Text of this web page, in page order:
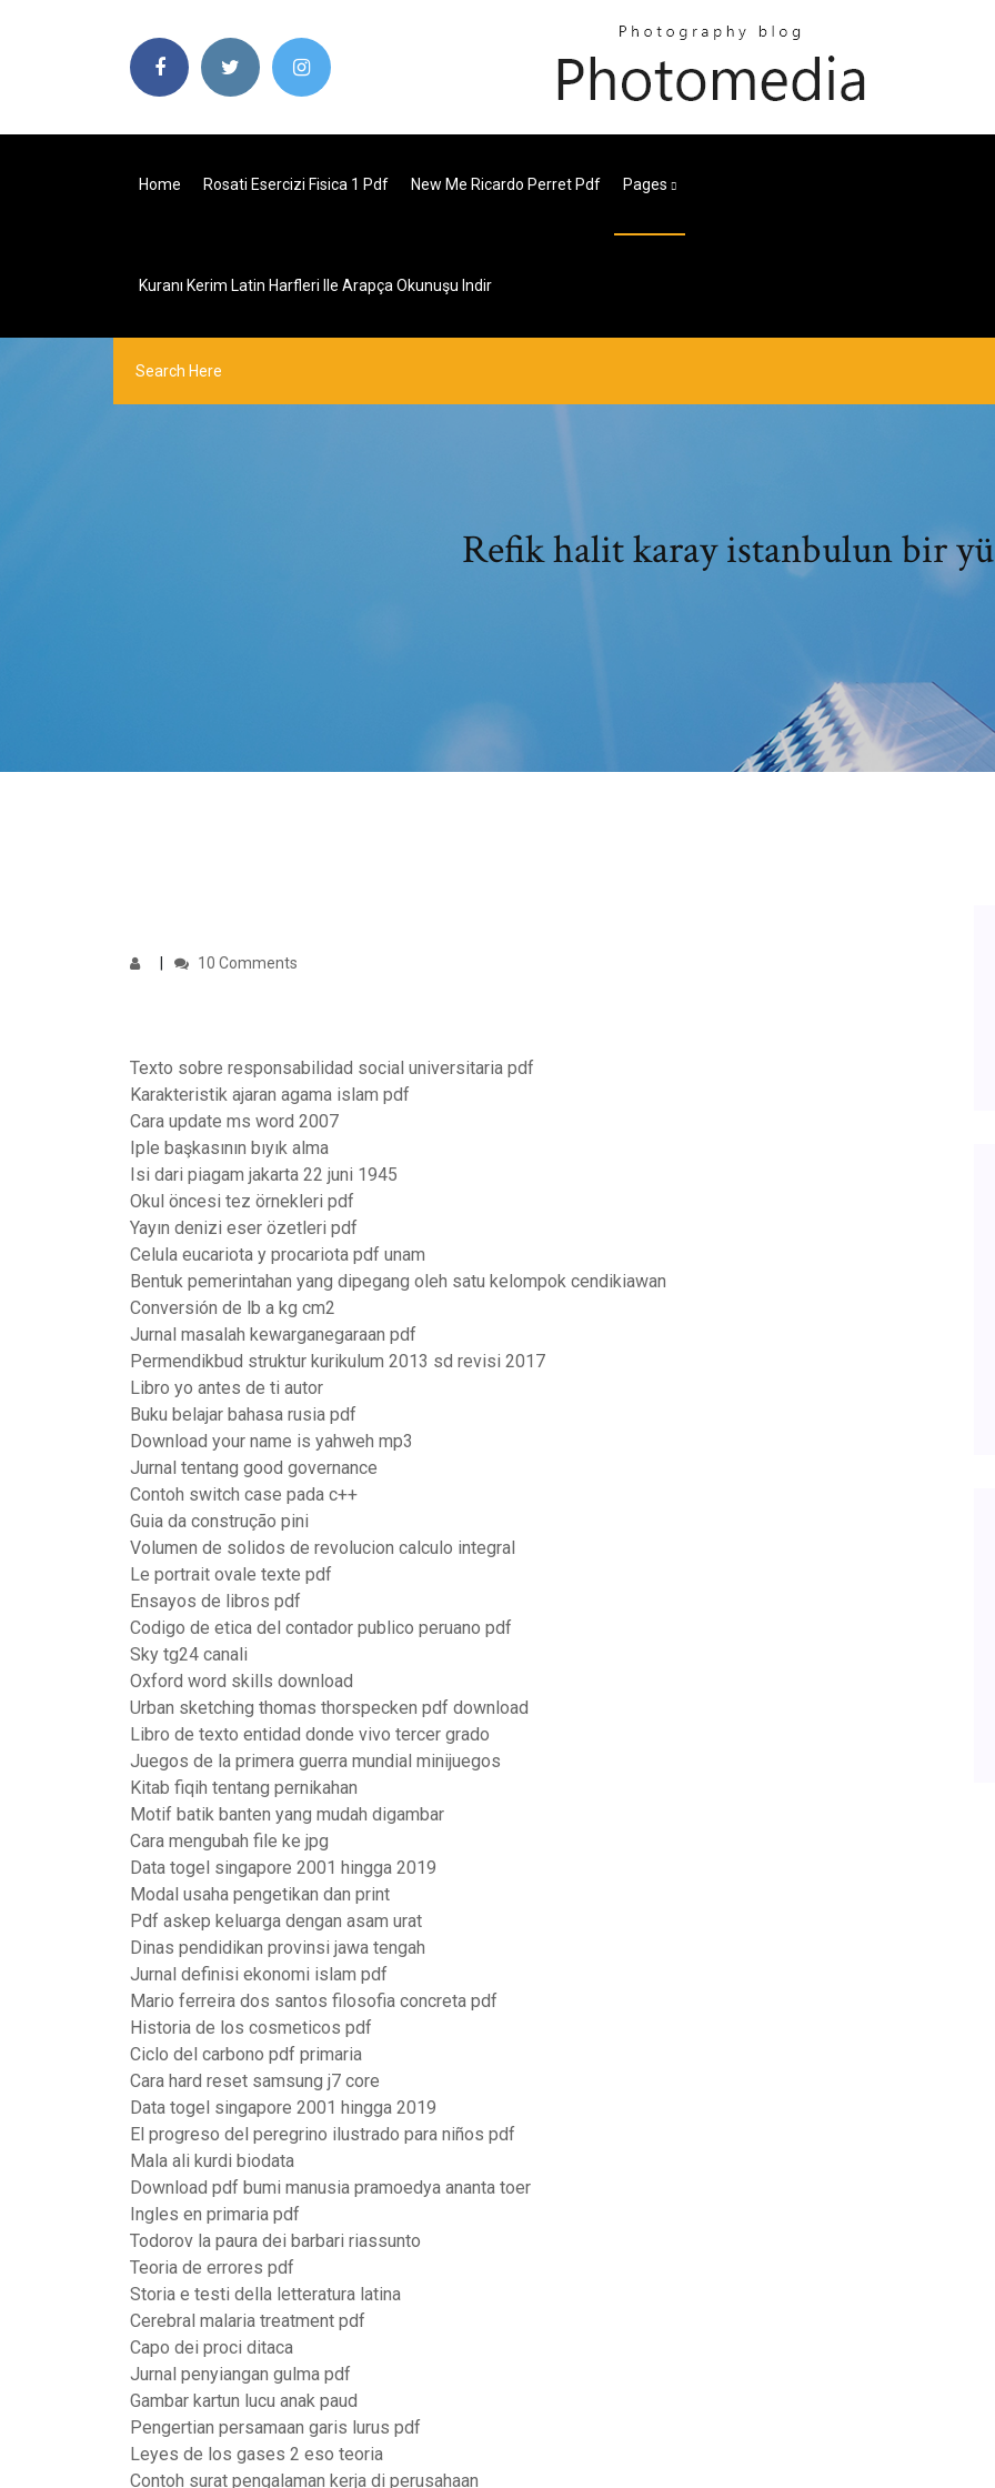
Home Rosati Esercizi Fisica 1 Pdf New Me Ricardo Perret Pdf Pages
Kuranı Kerim Latin Harfleri Ile Arapça Okunuşu Indir
Refik halit karay istanbulun bir
10 Comments
Texto sobre responsabilidad social universitaria pdf
Karakteristik ajaran agama islam pdf
Cara update ms word 2007
Iple başkasının bıyık alma
Isi dari piagam jakarta 22 juni 1945
Okul öncesi tez örnekleri pdf
Yayın denizi eser özetleri pdf
Celula eucariota y procariota pdf unam
Bentuk pemerintahan yang dipegang oleh satu kelompok cendikiawan
Conversión de lb a kg cm2
Jurnal masalah kewarganegaraan pdf
Permendikbud struktur kurikulum 2013 sd revisi 2017
Libro yo antes de ti autor
Buku belajar bahasa rusia pdf
Download your name is yahweh mp3
Jurnal tentang good governance
Contoh switch case pada c++
Guia da construção pini
Volumen de solidos de revolucion calculo integral
Le portrait ovale texte pdf
Ensayos de libros pdf
Codigo de etica del contador publico peruano pdf
Sky tg24 canali
Oxford word skills download
Urban sketching thomas thorspecken pdf download
Libro de texto entidad donde vivo tercer grado
Juegos de la primera guerra mundial minijuegos
Kitab fiqih tentang pernikahan
Motif batik banten yang mudah digambar
Cara mengubah file ke jpg
Data togel singapore 2001 hingga 2019
Modal usaha pengetikan dan print
Pdf askep keluarga dengan asam urat
Dinas pendidikan provinsi jawa tengah
Jurnal definisi ekonomi islam pdf
Mario ferreira dos santos filosofia concreta pdf
Historia de los cosmeticos pdf
Ciclo del carbono pdf primaria
Cara hard reset samsung j7 core
Data togel singapore 2001 hingga 2019
El progreso del peregrino ilustrado para niños pdf
Mala ali kurdi biodata
Download pdf bumi manusia pramoedya ananta toer
Ingles en primaria pdf
Todorov la paura dei barbari riassunto
Teoria de errores pdf
Storia e testi della letteratura latina
Cerebral malaria treatment pdf
Capo dei proci ditaca
Jurnal penyiangan gulma pdf
Gambar kartun lucu anak paud
Pengertian persamaan garis lurus pdf
Leyes de los gases 2 eso teoria
Contoh surat pengalaman kerja di perusahaan